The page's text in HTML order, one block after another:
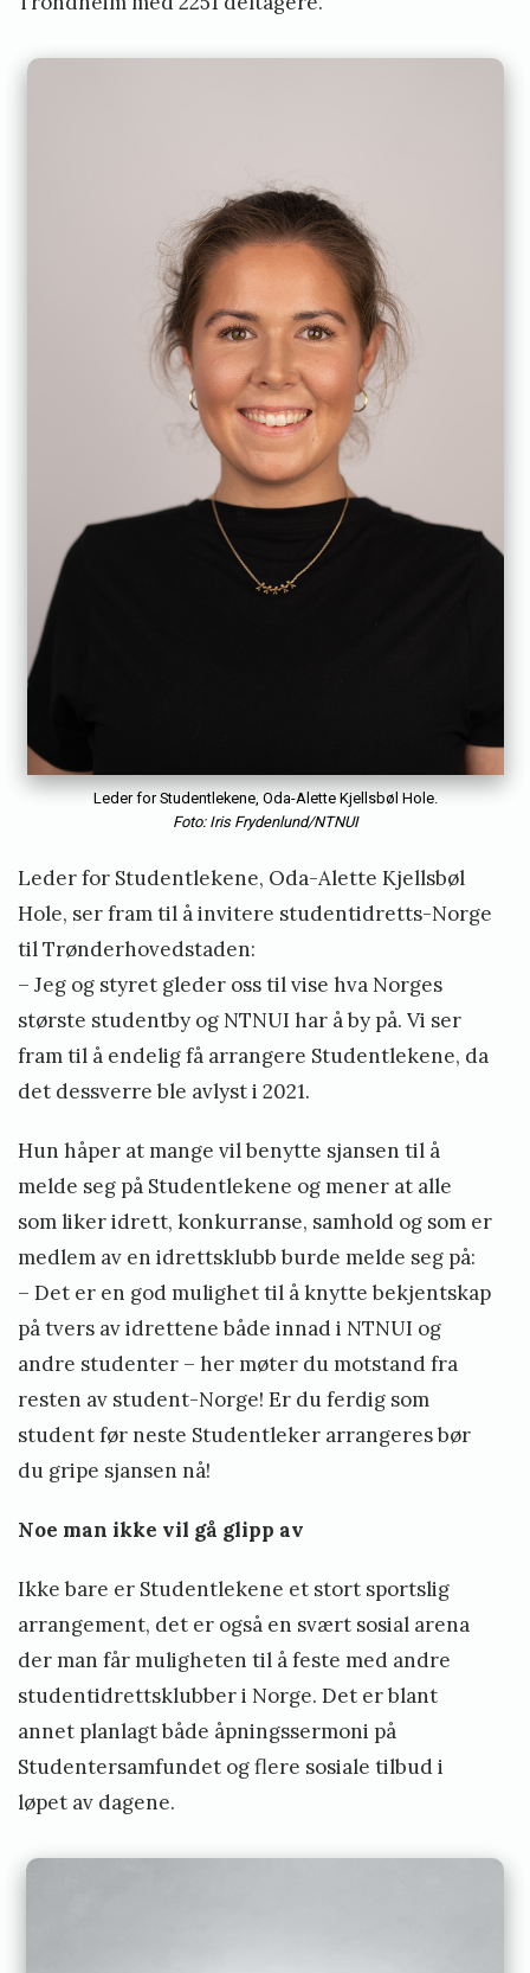
Leder for Studentlekene, Oda-Alette Kjellsbøl Hole.
Foto: Iris Frydenlund/NTNUI
Leder for Studentlekene, Oda-Alette Kjellsbøl
Hole, ser fram til å invitere studentidretts-Norge
til Trønderhovedstaden:
– Jeg og styret gleder oss til vise hva Norges
største studentby og NTNUI har å by på. Vi ser
fram til å endelig få arrangere Studentlekene, da
det dessverre ble avlyst i 2021.
Hun håper at mange vil benytte sjansen til å
melde seg på Studentlekene og mener at alle
som liker idrett, konkurranse, samhold og som er
medlem av en idrettsklubb burde melde seg på:
– Det er en god mulighet til å knytte bekjentskap
på tvers av idrettene både innad i NTNUI og
andre studenter – her møter du motstand fra
resten av student-Norge! Er du ferdig som
student før neste Studentleker arrangeres bør
du gripe sjansen nå!
Noe man ikke vil gå glipp av
Ikke bare er Studentlekene et stort sportslig
arrangement, det er også en svært sosial arena
der man får muligheten til å feste med andre
studentidrettsklubber i Norge. Det er blant
annet planlagt både åpningssermoni på
Studentersamfundet og flere sosiale tilbud i
løpet av dagene.